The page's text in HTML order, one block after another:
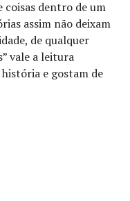
dentro de um
assim não deixam
de qualquer
vale a leitura
e gostam de